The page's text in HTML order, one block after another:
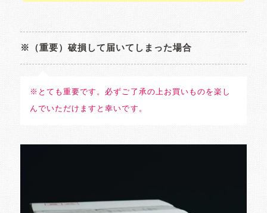
※（重要）破損して届いてしまった場合
※とても重要です。必ずご了承の上お買いものを楽し
んでいただけますと幸いです。